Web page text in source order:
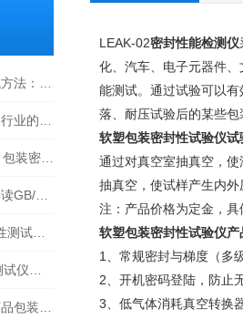
LEAK-02密封性能检测仪
化、汽车、电子元器件
能测试。通过试验可以
落、耐压试验后的某些
软塑包装密封性试验仪试
通过对真空室抽真空，
抽真空，使试样产生内
注：产品价格为定金，
软塑包装密封性试验仪产
1、常规密封与梯度（多
2、开机密码登陆，防止
3、低气体消耗真空转换